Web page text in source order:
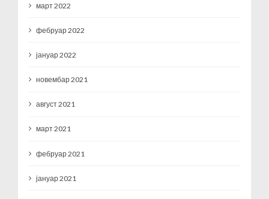
март 2022
фебруар 2022
јануар 2022
новембар 2021
август 2021
март 2021
фебруар 2021
јануар 2021